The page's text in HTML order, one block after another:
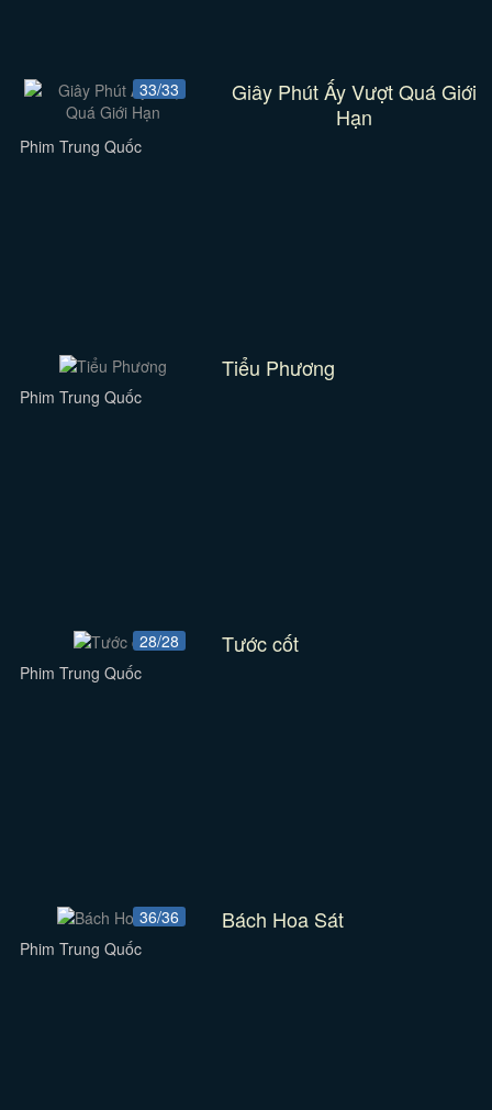
33/33
Giây Phút Ấy Vượt Quá Giới
Hạn
Phim Trung Quốc
Tiểu Phương
Phim Trung Quốc
28/28 Tước cốt
Phim Trung Quốc
36/36 Bách Hoa Sát
Phim Trung Quốc